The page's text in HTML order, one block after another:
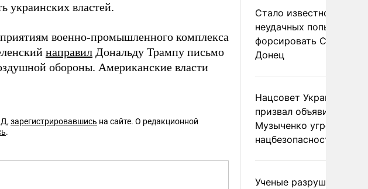
украинских властей.
военно-промышленного комплекса
направил Дональду Трампу письмо
обороны. Американские власти
зарегистрировавшись на сайте. О редакционной
.
Стало известно о
неудачных попытках
форсировать
Донец
Нацсовет Украины по
призвал объявить
Музыченко угрозой
нацбезопасности
Ученые разрушили миф